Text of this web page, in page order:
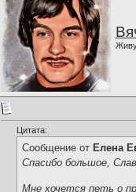
Цитата:
Сообщение от Елена
Спасибо большое,
Мне хочется петь о